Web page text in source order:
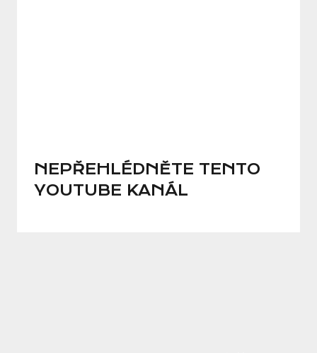
NEPŘEHLÉDNĚTE TENTO
YOUTUBE KANÁL